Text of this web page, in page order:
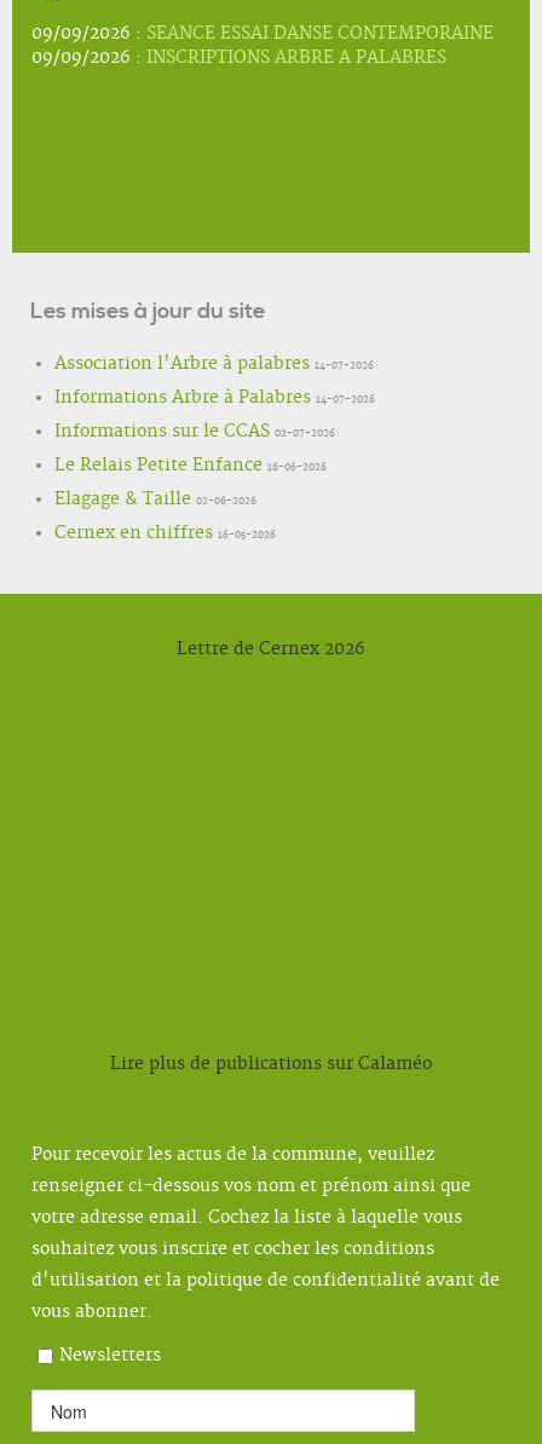
09/09/2026 : SEANCE ESSAI DANSE CONTEMPORAINE
09/09/2026 : INSCRIPTIONS ARBRE A PALABRES
Les mises à jour du site
Association l'Arbre à palabres 14-07-2026
Informations Arbre à Palabres 14-07-2026
Informations sur le CCAS 02-07-2026
Le Relais Petite Enfance 16-06-2026
Elagage & Taille 02-06-2026
Cernex en chiffres 16-05-2026
Lettre de Cernex 2026
Lire plus de publications sur Calaméo
Pour recevoir les actus de la commune, veuillez
renseigner ci-dessous vos nom et prénom ainsi que
votre adresse email. Cochez la liste à laquelle vous
souhaitez vous inscrire et cocher les conditions
d'utilisation et la politique de confidentialité avant de
vous abonner.
Newsletters